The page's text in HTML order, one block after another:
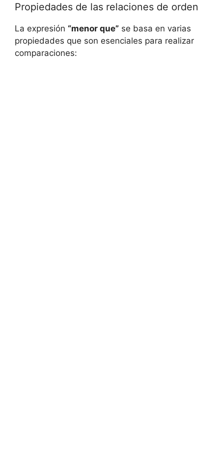
Propiedades de las relaciones de orden
La expresión “menor que” se basa en varias
propiedades que son esenciales para realizar
comparaciones: